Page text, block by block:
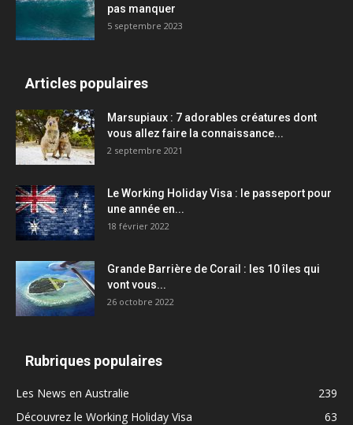
pas manquer
5 septembre 2023
Articles populaires
Marsupiaux : 7 adorables créatures dont
vous allez faire la connaissance...
2 septembre 2021
Le Working Holiday Visa : le passeport pour
une année en...
18 février 2022
Grande Barrière de Corail : les 10 îles qui
vont vous...
26 octobre 2022
Rubriques populaires
Les News en Australie
239
Découvrez le Working Holiday Visa
63